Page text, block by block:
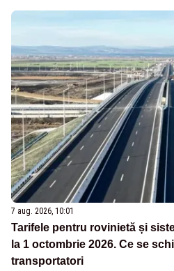
7 aug. 2026, 10:01
Tarifele pentru rovinietă și
la 1 octombrie 2026. Ce se
transportatori